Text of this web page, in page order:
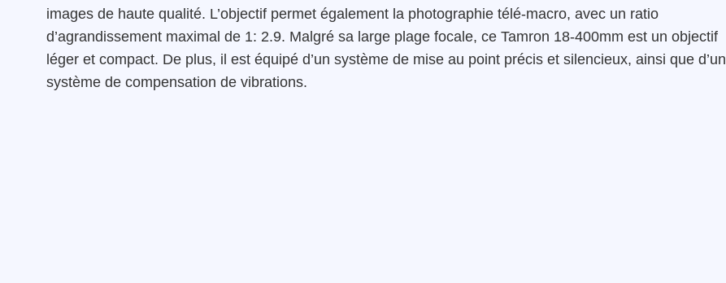
images de haute qualité. L’objectif permet également la photographie télé-macro, avec un ratio
d’agrandissement maximal de 1: 2.9. Malgré sa large plage focale, ce Tamron 18-400mm est un objectif
léger et compact. De plus, il est équipé d’un système de mise au point précis et silencieux, ainsi que d’un
système de compensation de vibrations.